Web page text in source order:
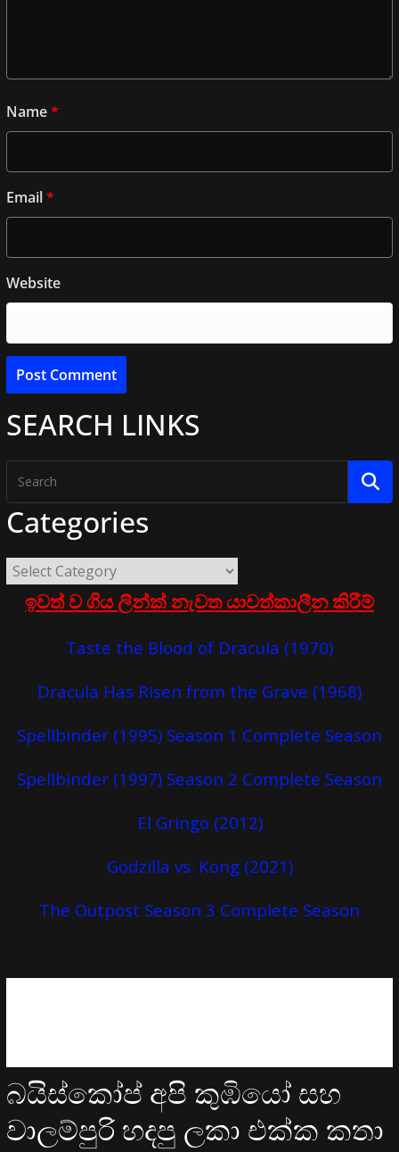
Name*
Email*
Website
SEARCH LINKS
Categories
ඉවත් ව ගිය ලින්ක් නැවත යාවත්කාලීන කිරීම්
Taste the Blood of Dracula (1970)
Dracula Has Risen from the Grave (1968)
Spellbinder (1995) Season 1 Complete Season
Spellbinder (1997) Season 2 Complete Season
El Gringo (2012)
Godzilla vs. Kong (2021)
The Outpost Season 3 Complete Season
බයිස්කෝප් අපි කුඹියෝ සහ
වාලම්පුරි හදපු ලකා එක්ක කතා